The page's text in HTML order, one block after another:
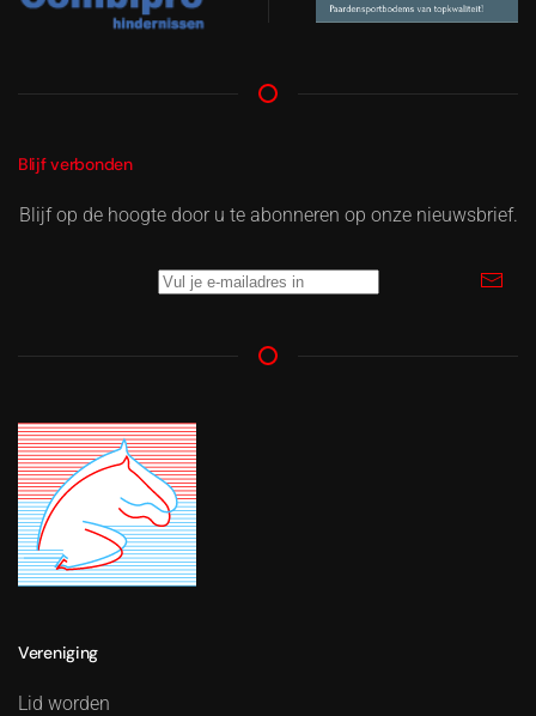
Blijf verbonden
Blijf op de hoogte door u te abonneren op onze nieuwsbrief.
Vereniging
Lid worden